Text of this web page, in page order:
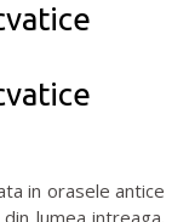
in orasele antice